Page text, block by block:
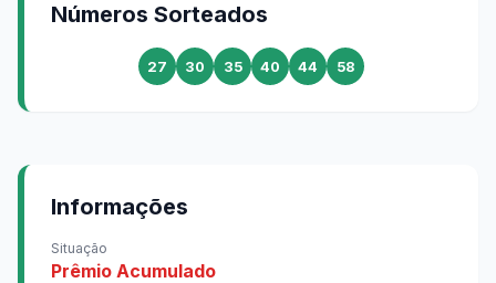
Números Sorteados
27 30 35 40 44 58
Informações
Situação
Prêmio Acumulado